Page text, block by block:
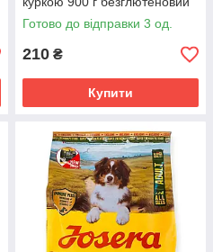
для активних робочих та
спортивних порід
Готово до відправки 3 од.
210 ₴
Купити